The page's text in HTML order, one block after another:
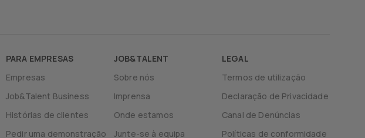
PARA EMPRESAS
Empresas
Job&Talent Business
Histórias de clientes
Pedir uma demonstração
JOB&TALENT
Sobre nós
Imprensa
Onde estamos
Junte-se à equipa
LEGAL
Termos de utilização
Declaração de Privacidade
Canal de Denúncias
Políticas de conformidade